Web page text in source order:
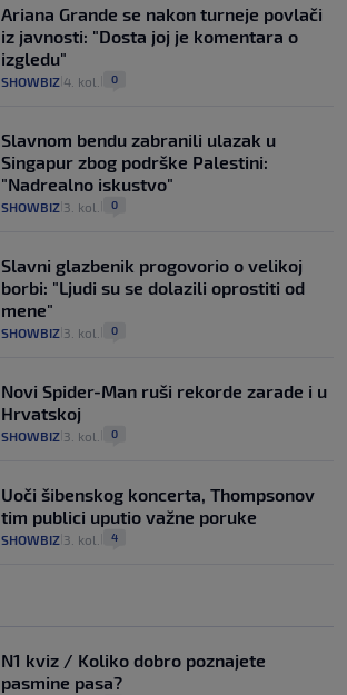
Ariana Grande se nakon turneje povlači
iz javnosti: "Dosta joj je komentara o
izgledu"
SHOWBIZ 4. kol. 0
Slavnom bendu zabranili ulazak u
Singapur zbog podrške Palestini:
"Nadrealno iskustvo"
SHOWBIZ 3. kol. 0
Slavni glazbenik progovorio o velikoj
borbi: "Ljudi su se dolazili oprostiti od
mene"
SHOWBIZ 3. kol. 0
Novi Spider-Man ruši rekorde zarade i u
Hrvatskoj
SHOWBIZ 3. kol. 0
Uoči šibenskog koncerta, Thompsonov
tim publici uputio važne poruke
SHOWBIZ 3. kol. 4
N1 kviz / Koliko dobro poznajete
pasmine pasa?